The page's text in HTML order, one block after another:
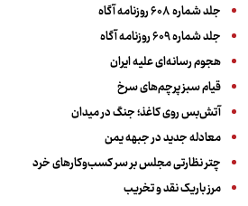
جلد شماره ۶۰۸ روزنامه آگاه
جلد شماره ۶۰۹ روزنامه آگاه
هجوم رسانه‌ای علیه ایران
قیام سبز پرچم‌های سرخ
آتش‌بس روی کاغذ؛ جنگ در میدان
معادله جدید در جبهه یمن
چتر نظارتی مجلس بر سر کسب‌وکارهای خرد
مرز باریک نقد و تخریب